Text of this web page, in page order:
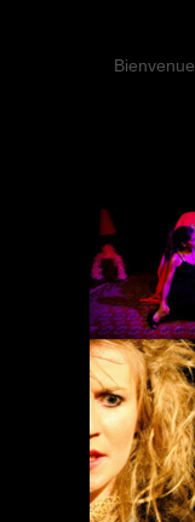
Bienvenue